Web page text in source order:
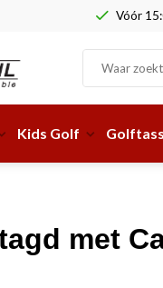
Vóór
Kids Golf
met